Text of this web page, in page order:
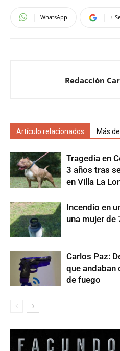
WhatsApp +
Redacción
Artículo relacionados Más
Tragedia en
3 años tras
en Villa La
Incendio en
una mujer de
Carlos Paz:
que andaban
de fuego